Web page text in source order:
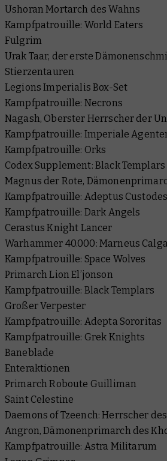
Ushoran Mortarch des Wahns
Kampfpatrouille: World Eaters
Fulgrim
Urak Taar, der erste
Stierzentauren
Legions Imperialis Box-Set
Kampfpatrouille: Necrons
Nagash, Oberster Herrscher der
Kampfpatrouille: Imperiale
Kampfpatrouille: Orks
Codex Supplement: Black Templars
Magnus der Rote,
Kampfpatrouille: Adeptus Custodes
Kampfpatrouille: Dark Angels
Cerastus Knight Lancer
Warhammer 40.000: Marneus
Kampfpatrouille: Space Wolves
Primarch Lion El’jonson
Kampfpatrouille: Black Templars
Großer Verpester
Kampfpatrouille: Adepta Sororitas
Kampfpatrouille: Grek Knights
Baneblade
Enteraktionen
Primarch Roboute Guilliman
Saint Celestine
Daemons of Tzeench: Herrscher
Angron, Dämonenprimarch des
Kampfpatrouille: Astra Militarum